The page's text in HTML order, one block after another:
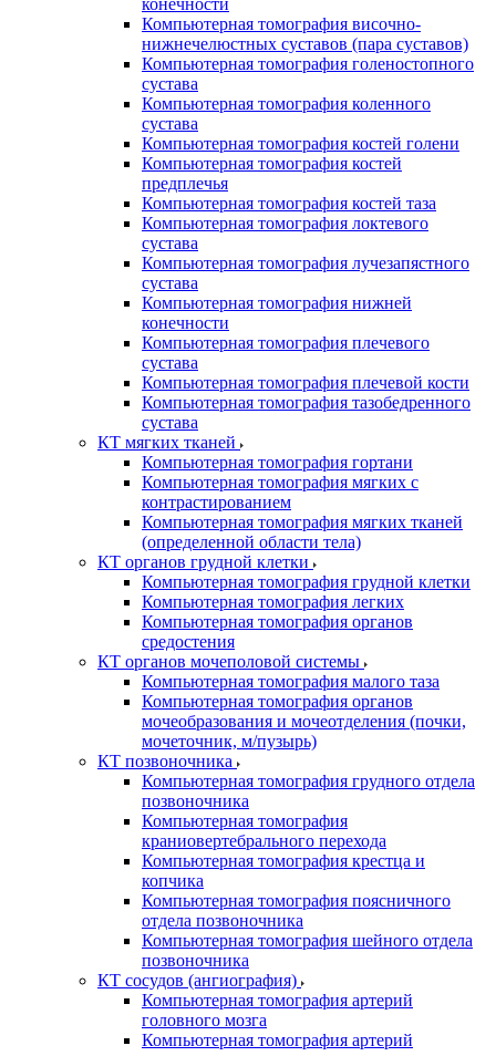
конечности
Компьютерная томография височно-
нижнечелюстных суставов (пара суставов)
Компьютерная томография голеностопного
сустава
Компьютерная томография коленного
сустава
Компьютерная томография костей голени
Компьютерная томография костей
предплечья
Компьютерная томография костей таза
Компьютерная томография локтевого
сустава
Компьютерная томография лучезапястного
сустава
Компьютерная томография нижней
конечности
Компьютерная томография плечевого
сустава
Компьютерная томография плечевой кости
Компьютерная томография тазобедренного
сустава
КТ мягких тканей
Компьютерная томография гортани
Компьютерная томография мягких с
контрастированием
Компьютерная томография мягких тканей
(определенной области тела)
КТ органов грудной клетки
Компьютерная томография грудной клетки
Компьютерная томография легких
Компьютерная томография органов
средостения
КТ органов мочеполовой системы
Компьютерная томография малого таза
Компьютерная томография органов
мочеобразования и мочеотделения (почки,
мочеточник, м/пузырь)
КТ позвоночника
Компьютерная томография грудного отдела
позвоночника
Компьютерная томография
краниовертебрального перехода
Компьютерная томография крестца и
копчика
Компьютерная томография поясничного
отдела позвоночника
Компьютерная томография шейного отдела
позвоночника
КТ сосудов (ангиография)
Компьютерная томография артерий
головного мозга
Компьютерная томография артерий